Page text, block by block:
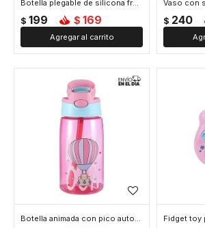
Botella plegable de silicona frutilla - Rosado
$ 199 $ 169 $ 240
Botella animada con pico automático - Rosado